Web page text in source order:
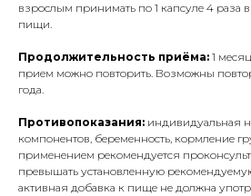
взрослым принимать по 1 капсуле 4 раза
пищи.
Продолжительность приёма: 1
прием можно повторить. Возможны
года.
Противопоказания: индивидуальная
компонентов, беременность, кормление
применением рекомендуется
превышать установленную
активная добавка к пище не должна